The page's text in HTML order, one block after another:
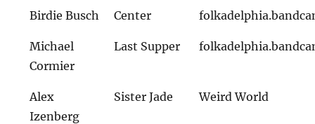
Birdie Busch Center
Michael
Cormier
Last Supper
Alex
Izenberg
Sister Jade Weird World